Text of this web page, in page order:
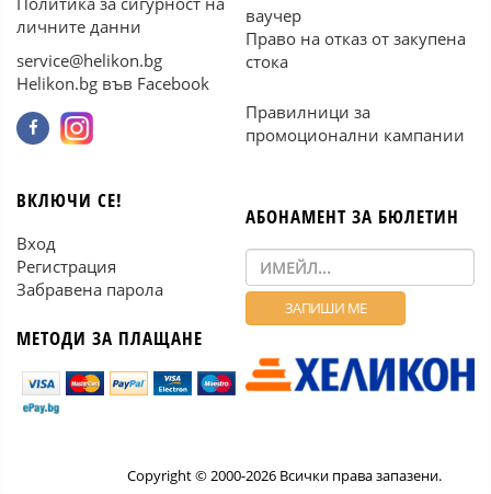
личните данни
service@helikon.bg
Helikon.bg във Facebook
ваучер
Право на отказ от закупена
стока
Правилници за
промоционални кампании
ВКЛЮЧИ СЕ!
Вход
Регистрация
Забравена парола
МЕТОДИ ЗА ПЛАЩАНЕ
АБОНАМЕНТ ЗА БЮЛЕТИН
Copyright © 2000-2026 Всички права запазени.